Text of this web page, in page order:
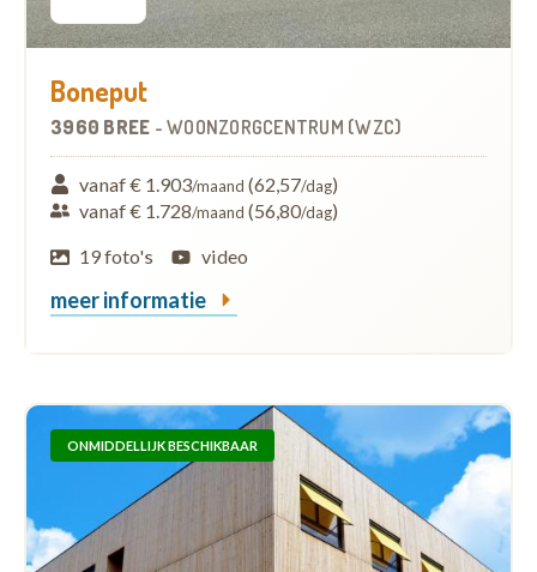
Boneput
3960 BREE - WOONZORGCENTRUM (WZC)
vanaf € 1.903/maand (62,57/dag)
vanaf € 1.728/maand (56,80/dag)
19 foto's
video
meer informatie
ONMIDDELLIJK BESCHIKBAAR